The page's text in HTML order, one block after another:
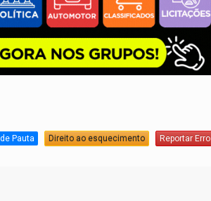
Pauta Direito ao esquecimento Reportar Erro